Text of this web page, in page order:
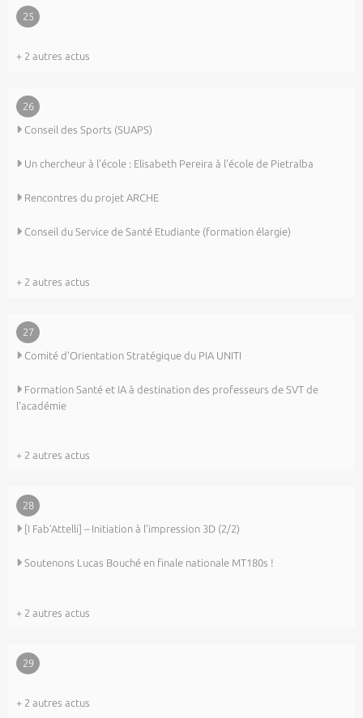
25
+ 2 autres actus
26
Conseil des Sports (SUAPS)
Un chercheur à l'école : Elisabeth Pereira à l'école de Pietralba
Rencontres du projet ARCHE
Conseil du Service de Santé Etudiante (formation élargie)
+ 2 autres actus
27
Comité d’Orientation Stratégique du PIA UNITI
Formation Santé et IA à destination des professeurs de SVT de
l'académie
+ 2 autres actus
28
[I Fab’Attelli] – Initiation à l’impression 3D (2/2)
Soutenons Lucas Bouché en finale nationale MT180s !
+ 2 autres actus
29
+ 2 autres actus